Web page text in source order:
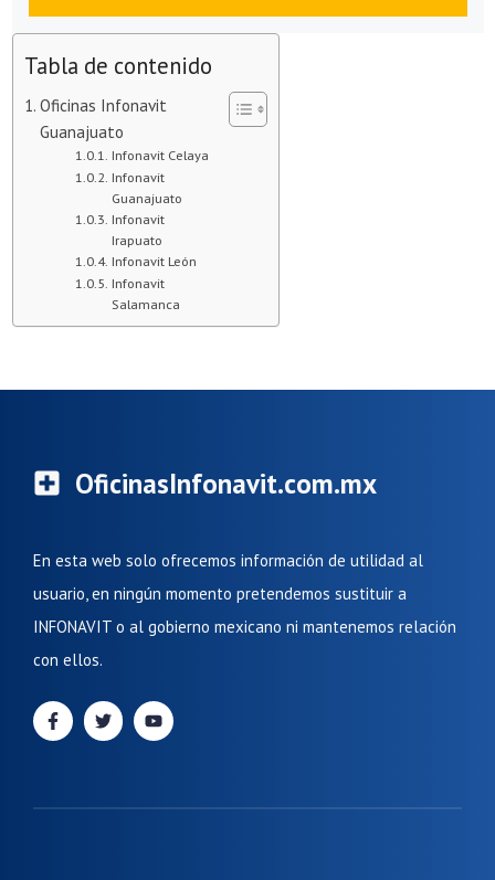
Tabla de contenido
Oficinas Infonavit
Guanajuato
Infonavit Celaya
Infonavit
Guanajuato
Infonavit
Irapuato
Infonavit León
Infonavit
Salamanca
OficinasInfonavit.com.mx
En esta web solo ofrecemos información de utilidad al
usuario, en ningún momento pretendemos sustituir a
INFONAVIT o al gobierno mexicano ni mantenemos relación
con ellos.